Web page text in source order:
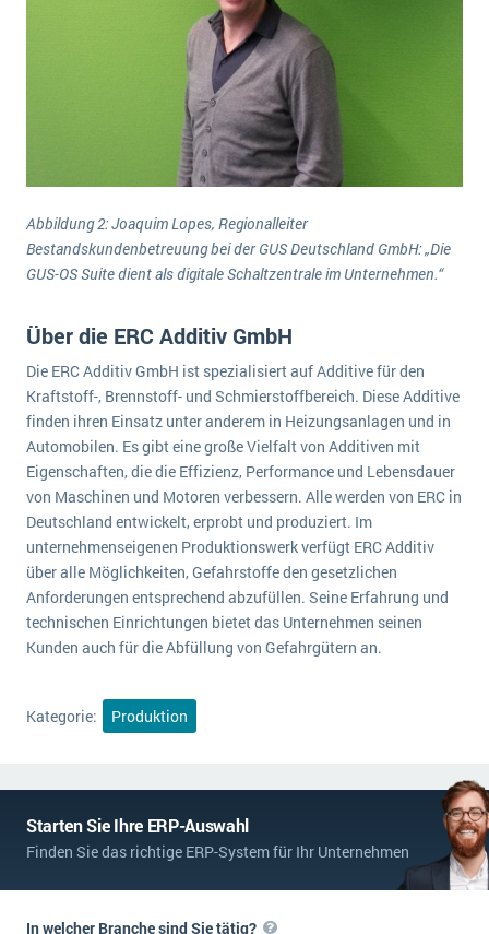
Abbildung 2: Joaquim Lopes, Regionalleiter
Bestandskundenbetreuung bei der GUS Deutschland GmbH: „Die
GUS-OS Suite dient als digitale Schaltzentrale im Unternehmen.“
Über die ERC Additiv GmbH
Die ERC Additiv GmbH ist spezialisiert auf Additive für den
Kraftstoff-, Brennstoff- und Schmierstoffbereich. Diese Additive
finden ihren Einsatz unter anderem in Heizungsanlagen und in
Automobilen. Es gibt eine große Vielfalt von Additiven mit
Eigenschaften, die die Effizienz, Performance und Lebensdauer
von Maschinen und Motoren verbessern. Alle werden von ERC in
Deutschland entwickelt, erprobt und produziert. Im
unternehmenseigenen Produktionswerk verfügt ERC Additiv
über alle Möglichkeiten, Gefahrstoffe den gesetzlichen
Anforderungen entsprechend abzufüllen. Seine Erfahrung und
technischen Einrichtungen bietet das Unternehmen seinen
Kunden auch für die Abfüllung von Gefahrgütern an.
Kategorie: Produktion
Starten Sie Ihre ERP-Auswahl
Finden Sie das richtige ERP-System für Ihr Unternehmen
In welcher Branche sind Sie tätig?